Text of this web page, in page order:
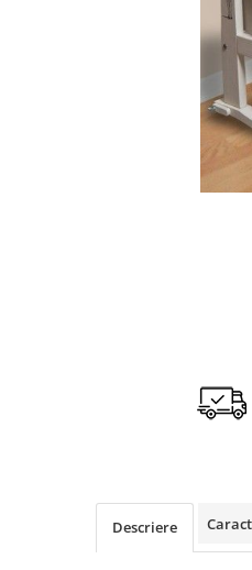
Scaune auto copii de la nastere
Saltele de la 120 x 60 cm
Saltele de la 140 x 70 cm
Saltele 127 x 63 cm
Descriere